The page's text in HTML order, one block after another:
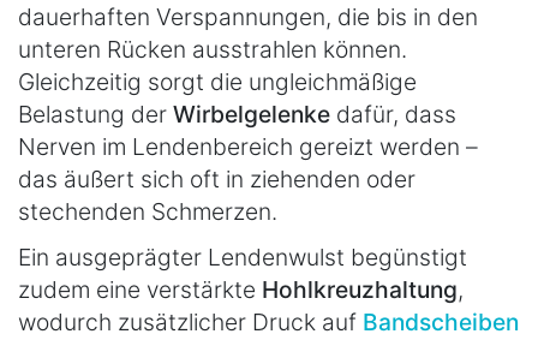
dauerhaften Verspannungen, die bis in den
unteren Rücken ausstrahlen können.
Gleichzeitig sorgt die ungleichmäßige
Belastung der Wirbelgelenke dafür, dass
Nerven im Lendenbereich gereizt werden –
das äußert sich oft in ziehenden oder
stechenden Schmerzen.
Ein ausgeprägter Lendenwulst begünstigt
zudem eine verstärkte Hohlkreuzhaltung,
wodurch zusätzlicher Druck auf Bandscheiben